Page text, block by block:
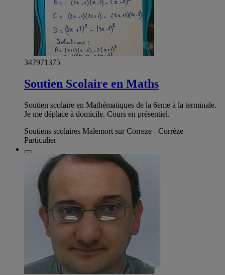
347971375
Soutien Scolaire en Maths
Soutien scolaire en Mathématiques de la 6eme à la terminale.
Je me déplace à domicile. Cours en présentiel.
Soutiens scolaires Malemort sur Correze - Corrèze
Particulier